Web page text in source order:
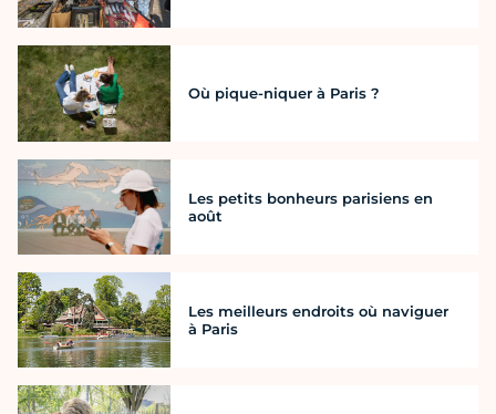
Où pique-niquer à Paris ?
Les petits bonheurs parisiens en
août
Les meilleurs endroits où naviguer
à Paris